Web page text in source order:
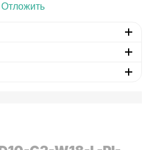
Отложить